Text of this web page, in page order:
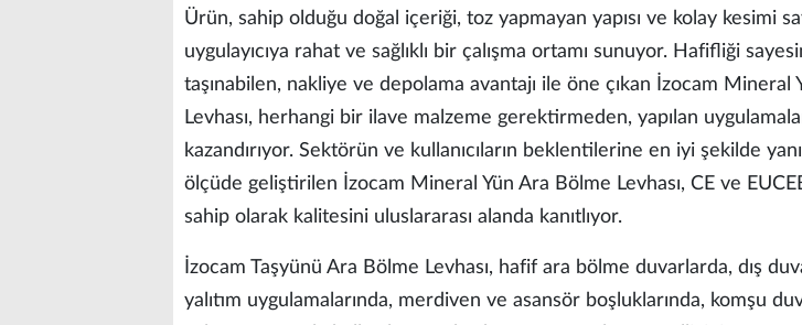
Ürün, sahip olduğu doğal içeriği, toz yapmayan yapısı ve kolay kesimi
uygulayıcıya rahat ve sağlıklı bir çalışma ortamı sunuyor. Hafifliği
taşınabilen, nakliye ve depolama avantajı ile öne çıkan İzocam Mineral
Levhası, herhangi bir ilave malzeme gerektirmeden, yapılan
kazandırıyor. Sektörün ve kullanıcıların beklentilerine en iyi şekilde
ölçüde geliştirilen İzocam Mineral Yün Ara Bölme Levhası, CE ve
sahip olarak kalitesini uluslararası alanda kanıtlıyor.
İzocam Taşyünü Ara Bölme Levhası, hafif ara bölme duvarlarda, dış
yalıtım uygulamalarında, merdiven ve asansör boşluklarında, komşu